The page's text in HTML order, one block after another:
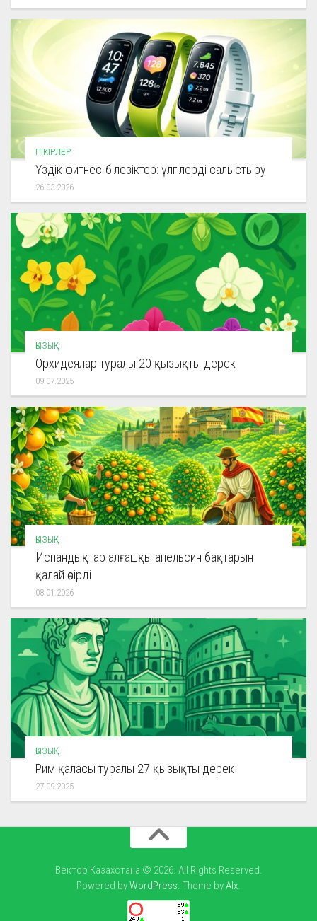
ПІКІРЛЕР
Үздік фитнес-білезіктер: үлгілерді салыстыру
26.03.2026
ҚЫЗЫҚ
Орхидеялар туралы 20 қызықты дерек
09.07.2025
ҚЫЗЫҚ
Испандықтар алғашқы апельсин бақтарын
қалай өсірді
08.01.2026
ҚЫЗЫҚ
Рим қаласы туралы 27 қызықты дерек
27.09.2025
Вектор Казахстана © 2026. All Rights Reserved.
Powered byWordPress. Theme byAlx.